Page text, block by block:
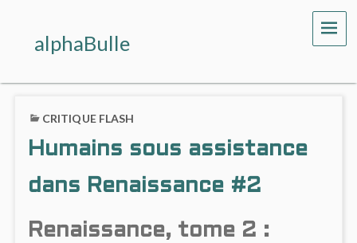
alphaBulle
CRITIQUE FLASH
Humains sous assistance
dans Renaissance #2
Renaissance, tome 2 :